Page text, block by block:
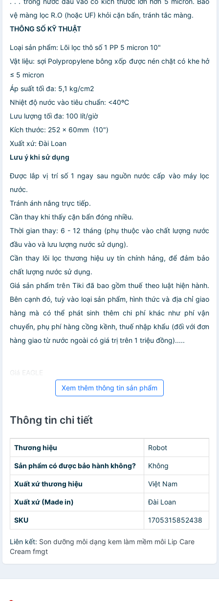
vệ màng lọc R.O (hoặc UF) khỏi cặn bẩn, tránh tắc màng.
THÔNG SỐ KỸ THUẬT
Loại sản phẩm: Lõi lọc thô số 1 PP 5 micron 10"
Vật liệu: sợi Polypropylene bông xốp được nén chặt có khe hở
≤ 5 micron
Áp suất tối đa: 5,1 kg/cm2
Nhiệt độ nước vào tiêu chuẩn: <40ºC
Lưu lượng tối đa: 100 lít/giờ
Kích thước: 252 x 60mm (10")
Xuất xứ: Đài Loan
Lưu ý khi sử dụng
Được lắp vị trí số 1 ngay sau nguồn nước cấp vào máy lọc
nước.
Tránh ánh nắng trực tiếp.
Cần thay khi thấy cặn bẩn đóng nhiều.
Thời gian thay: 6 - 12 tháng (phụ thuộc vào chất lượng nước
đầu vào và lưu lượng nước sử dụng).
Cần thay lõi lọc thương hiệu uy tín chính hảng, để đảm bảo
chất lượng nước sử dụng.
Giá sản phẩm trên Tiki đã bao gồm thuế theo luật hiện hành.
Bên cạnh đó, tuỳ vào loại sản phẩm, hình thức và địa chỉ giao
hàng mà có thể phát sinh thêm chi phí khác như phí vận
chuyển, phụ phí hàng cồng kềnh, thuế nhập khẩu (đối với đơn
hàng giao từ nước ngoài có giá trị trên 1 triệu đồng).....
Giá EAGLE
Xem thêm thông tin sản phẩm
Thông tin chi tiết
Thương hiệu Robot
Sản phẩm có được bảo hành không? Không
Xuất xứ thương hiệu Việt Nam
Xuất xứ (Made in) Đài Loan
SKU 1705315852438
Liên kết: Son dưỡng môi dạng kem làm mềm môi Lip Care
Cream fmgt